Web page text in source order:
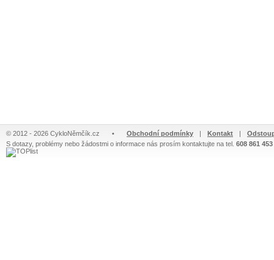
© 2012 - 2026 CykloNěmčík.cz • Obchodní podmínky | Kontakt |
S dotazy, problémy nebo žádostmi o informace nás prosím kontaktujte na tel. 608 861 453